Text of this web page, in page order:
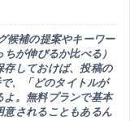
年時点）
候補の提案やキーワー
が伸びるか比べる）
しておけば、投稿の
、「どのタイトルが
。無料プランで基本
されることもあるん